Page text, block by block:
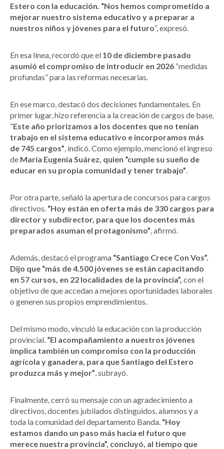
Estero con la educación. “Nos hemos comprometido a
mejorar nuestro sistema educativo y a preparar a
nuestros niños y jóvenes para el futuro”, expresó.
En esa línea, recordó que el 10 de diciembre pasado
asumió el compromiso de introducir en 2026 “medidas
profundas” para las reformas necesarias.
En ese marco, destacó dos decisiones fundamentales. En
primer lugar, hizo referencia a la creación de cargos de base.
“Este año priorizamos a los docentes que no tenían
trabajo en el sistema educativo e incorporamos más
de 745 cargos”, indicó. Como ejemplo, mencionó el ingreso
de María Eugenia Suárez, quien “cumple su sueño de
educar en su propia comunidad y tener trabajo”.
Por otra parte, señaló la apertura de concursos para cargos
directivos. “Hoy están en oferta más de 330 cargos para
director y subdirector, para que los docentes más
preparados asuman el protagonismo”, afirmó.
Además, destacó el programa “Santiago Crece Con Vos”.
Dijo que “más de 4.500 jóvenes se están capacitando
en 57 cursos, en 22 localidades de la provincia”, con el
objetivo de que accedan a mejores oportunidades laborales
o generen sus propios emprendimientos.
Del mismo modo, vinculó la educación con la producción
provincial. “El acompañamiento a nuestros jóvenes
implica también un compromiso con la producción
agrícola y ganadera, para que Santiago del Estero
produzca más y mejor”, subrayó.
Finalmente, cerró su mensaje con un agradecimiento a
directivos, docentes jubilados distinguidos, alumnos y a
toda la comunidad del departamento Banda. “Hoy
estamos dando un paso más hacia el futuro que
merece nuestra provincia”, concluyó, al tiempo que